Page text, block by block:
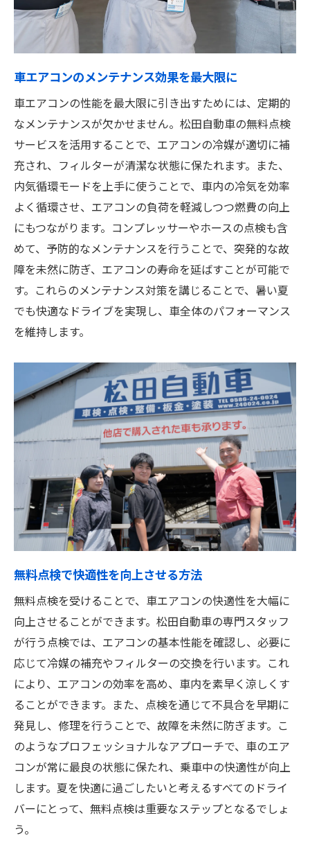
車エアコンのメンテナンス効果を最大限に
車エアコンの性能を最大限に引き出すためには、定期的
なメンテナンスが欠かせません。松田自動車の無料点検
サービスを活用することで、エアコンの冷媒が適切に補
充され、フィルターが清潔な状態に保たれます。また、
内気循環モードを上手に使うことで、車内の冷気を効率
よく循環させ、エアコンの負荷を軽減しつつ燃費の向上
にもつながります。コンプレッサーやホースの点検も含
めて、予防的なメンテナンスを行うことで、突発的な故
障を未然に防ぎ、エアコンの寿命を延ばすことが可能で
す。これらのメンテナンス対策を講じることで、暑い夏
でも快適なドライブを実現し、車全体のパフォーマンス
を維持します。
無料点検で快適性を向上させる方法
無料点検を受けることで、車エアコンの快適性を大幅に
向上させることができます。松田自動車の専門スタッフ
が行う点検では、エアコンの基本性能を確認し、必要に
応じて冷媒の補充やフィルターの交換を行います。これ
により、エアコンの効率を高め、車内を素早く涼しくす
ることができます。また、点検を通じて不具合を早期に
発見し、修理を行うことで、故障を未然に防ぎます。こ
のようなプロフェッショナルなアプローチで、車のエア
コンが常に最良の状態に保たれ、乗車中の快適性が向上
します。夏を快適に過ごしたいと考えるすべてのドライ
バーにとって、無料点検は重要なステップとなるでしょ
う。